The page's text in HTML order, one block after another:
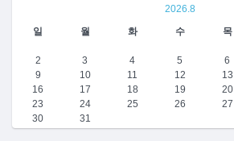
2026.8
일
월 화 수 목
2
3 4 5 6
9
10 11 12 13
16
17 18 19 20
23
24 25 26 27
30
31